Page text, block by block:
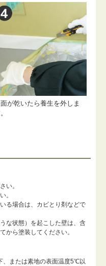
が乾いたら養生を外しま
い。
。
る場合は、カビとり剤などで
な状態）を起こした壁は、含
から塗装してください。
または素地の表面温度5℃以